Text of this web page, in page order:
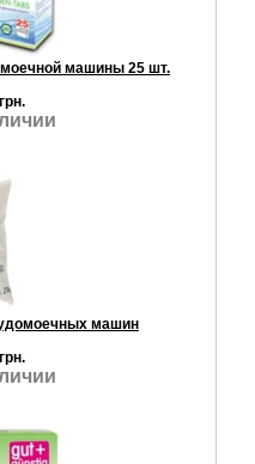
машины 25 шт.
машин